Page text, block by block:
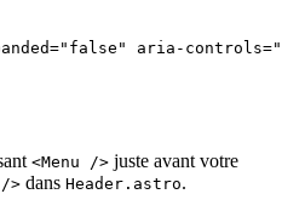
=" false " aria-controls="
<Menu /> juste avant votre
> dans Header.astro.